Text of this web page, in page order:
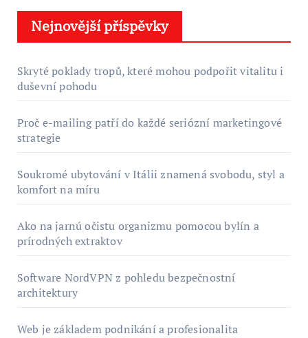
Nejnovější příspěvky
Skryté poklady tropů, které mohou podpořit vitalitu i
duševní pohodu
Proč e-mailing patří do každé seriózní marketingové
strategie
Soukromé ubytování v Itálii znamená svobodu, styl a
komfort na míru
Ako na jarnú očistu organizmu pomocou bylín a
prírodných extraktov
Software NordVPN z pohledu bezpečnostní
architektury
Web je základem podnikání a profesionalita